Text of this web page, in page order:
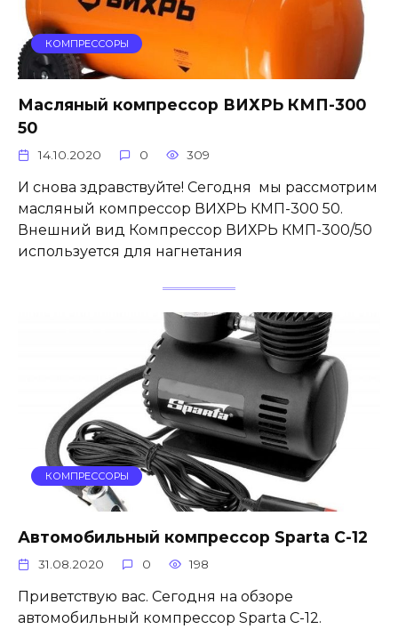
КОМПРЕССОРЫ
Масляный компрессор ВИХРЬ КМП-300
50
14.10.2020 0 309
И снова здравствуйте! Сегодня мы рассмотрим
масляный компрессор ВИХРЬ КМП-300 50.
Внешний вид Компрессор ВИХРЬ КМП-300/50
используется для нагнетания
КОМПРЕССОРЫ
Автомобильный компрессор Sparta С-12
31.08.2020 0 198
Приветствую вас. Сегодня на обзоре
автомобильный компрессор Sparta С-12.